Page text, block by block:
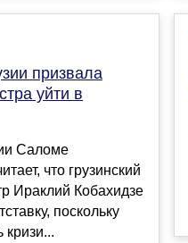
призвала
уйти в
Саломе
что грузинский
Ираклий Кобахидзе
поскольку
кризи...